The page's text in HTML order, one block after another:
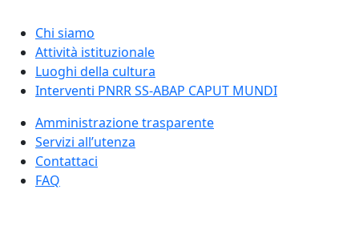
Chi siamo
Attività istituzionale
Luoghi della cultura
Interventi PNRR SS-ABAP CAPUT MUNDI
Amministrazione trasparente
Servizi all’utenza
Contattaci
FAQ